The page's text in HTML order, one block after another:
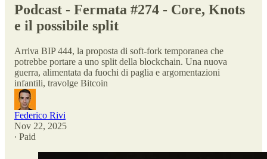
Podcast - Fermata #274 - Core, Knots
e il possibile split
Arriva BIP 444, la proposta di soft-fork temporanea che
potrebbe portare a uno split della blockchain. Una nuova
guerra, alimentata da fuochi di paglia e argomentazioni
infantili, travolge Bitcoin
Federico Rivi
Nov 22, 2025
∙ Paid